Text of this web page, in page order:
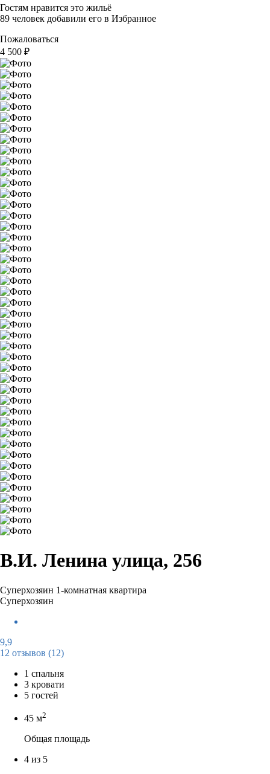
Гостям нравится это жильё
89 человек добавили его в Избранное
Пожаловаться
4 500 ₽
В.И. Ленина улица, 256
Суперхозяин 1-комнатная квартира
Суперхозяин
9,9
12 отзывов (12)
1 спальня
3 кровати
5 гостей
45 м2
Общая площадь
4 из 5